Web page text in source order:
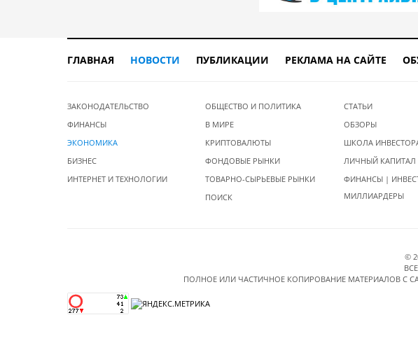
ГЛАВНАЯ НОВОСТИ ПУБЛИКАЦИИ РЕКЛАМА НА САЙТЕ
ЗАКОНОДАТЕЛЬСТВО
ФИНАНСЫ
ЭКОНОМИКА
БИЗНЕС
ИНТЕРНЕТ И ТЕХНОЛОГИИ
ОБЩЕСТВО И ПОЛИТИКА
В МИРЕ
КРИПТОВАЛЮТЫ
ФОНДОВЫЕ РЫНКИ
ТОВАРНО-СЫРЬЕВЫЕ РЫНКИ
ПОИСК
СТАТЬИ
ОБЗОРЫ
ШКОЛА
ЛИЧНЫЙ КАПИТАЛ
ФИНАНСЫ |
МИЛЛИАРДЕРЫ
©
ПОЛНОЕ ИЛИ ЧАСТИЧНОЕ КОПИРОВАНИЕ МАТЕРИАЛОВ C